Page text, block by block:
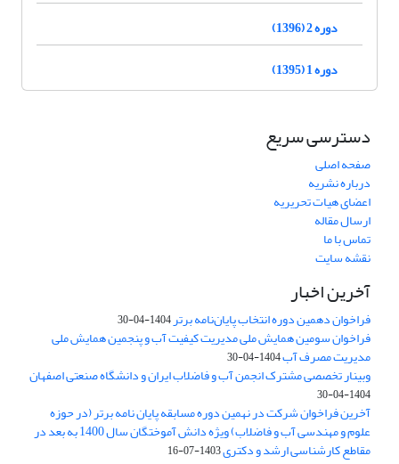
دوره 2 (1396)
دوره 1 (1395)
دسترسی سریع
صفحه اصلی
درباره نشریه
اعضای هیات تحریریه
ارسال مقاله
تماس با ما
نقشه سایت
آخرین اخبار
فراخوان دهمین دوره انتخاب پایان‌نامه برتر1404-04-30
فراخوان سومین همایش ملی مدیریت کیفیت آب و پنجمین همایش ملی
مدیریت مصرف آب1404-04-30
وبینار تخصصی مشترک انجمن آب و فاضلاب ایران و دانشگاه صنعتی اصفهان
1404-04-30
آخرین فراخوان شرکت در نهمین دوره مسابقه پایان نامه برتر (در حوزه
علوم و مهندسی آب و فاضلاب) ویژه دانش آموختگان سال 1400 به بعد در
مقاطع کارشناسی ارشد و دکتری1403-07-16